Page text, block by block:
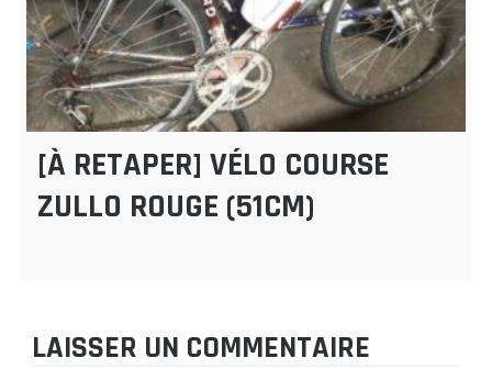
[À RETAPER] VÉLO COURSE
ZULLO ROUGE (51CM)
LAISSER UN COMMENTAIRE